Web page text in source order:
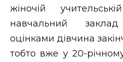
жіночій
навчальний
оцінками дівчина
тобто вже у 20-